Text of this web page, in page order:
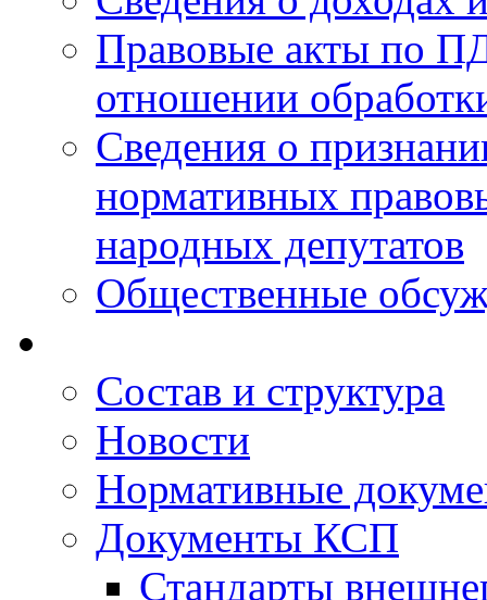
Правовые акты по
отношении
Сведения о
нормативных
народных депутатов
Общественные
Состав и структура
Новости
Нормативные
Документы КСП
Стандарты